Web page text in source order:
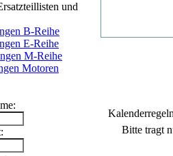
und
B-Reihe
E-Reihe
M-Reihe
Motoren
Bitte tragt